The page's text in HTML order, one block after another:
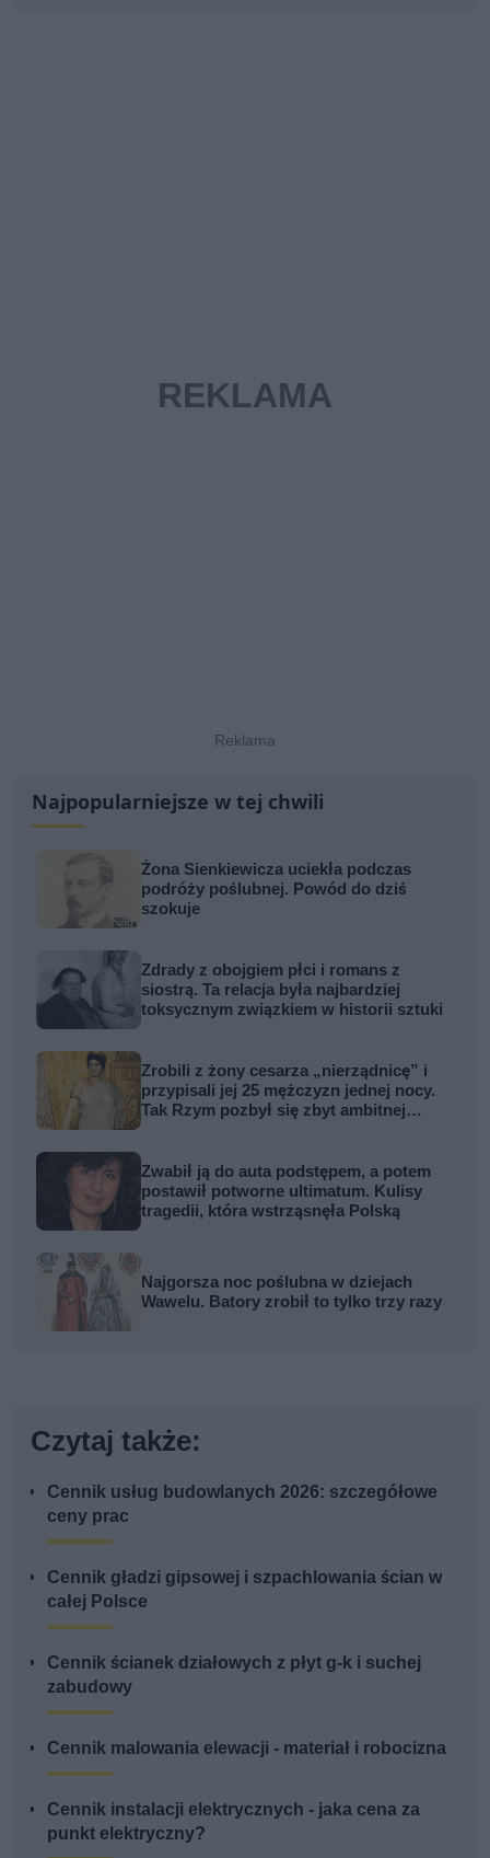
Najpopularniejsze w tej chwili
Żona Sienkiewicza uciekła podczas
podróży poślubnej. Powód do dziś
szokuje
Zdrady z obojgiem płci i romans z
siostrą. Ta relacja była najbardziej
toksycznym związkiem w historii sztuki
Zrobili z żony cesarza „nierządnicę” i
przypisali jej 25 mężczyzn jednej nocy.
Tak Rzym pozbył się zbyt ambitnej
Zwabił ją do auta podstępem, a potem
postawił potworne ultimatum. Kulisy
tragedii, która wstrząsnęła Polską
Najgorsza noc poślubna w dziejach
Wawelu. Batory zrobił to tylko trzy razy
Czytaj także:
Cennik usług budowlanych 2026: szczegółowe
ceny prac
Cennik gładzi gipsowej i szpachlowania ścian w
całej Polsce
Cennik ścianek działowych z płyt g-k i suchej
zabudowy
Cennik malowania elewacji - materiał i robocizna
Cennik instalacji elektrycznych - jaka cena za
punkt elektryczny?